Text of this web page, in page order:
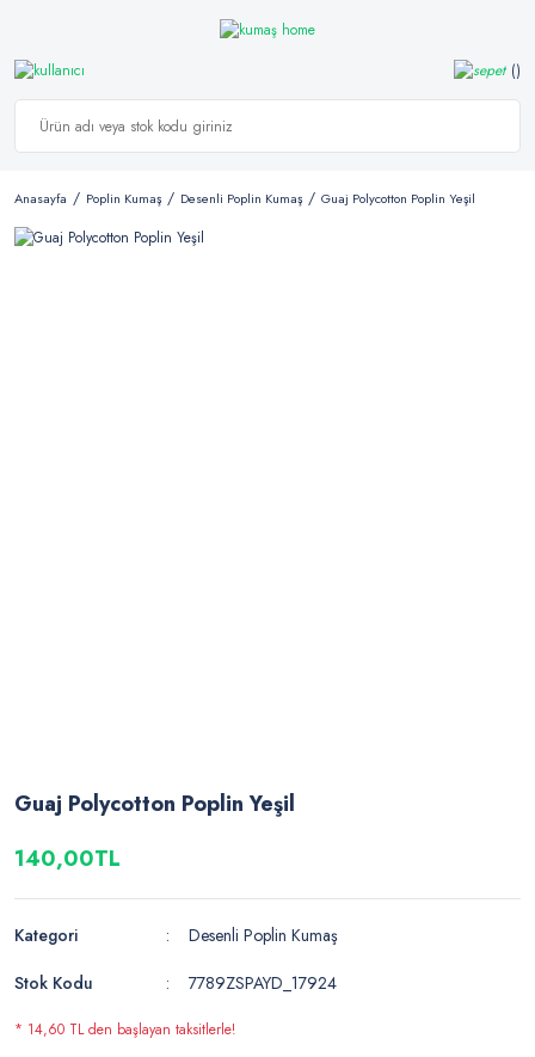
Anasayfa Poplin Kumaş Desenli Poplin Kumaş Guaj Polycotton Poplin Yeşil
Guaj Polycotton Poplin Yeşil
140,00TL
Kategori
Desenli Poplin Kumaş
Stok Kodu
7789ZSPAYD_17924
* 14,60 TL den başlayan taksitlerle!